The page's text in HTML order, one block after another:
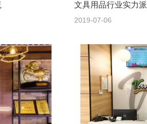
文具用品行业实力派
2019-07-06